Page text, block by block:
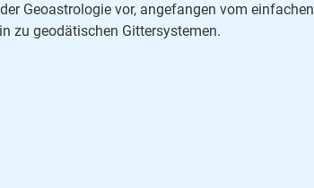
Geoastrologie vor, angefangen vom einfachen
zu geodätischen Gittersystemen.